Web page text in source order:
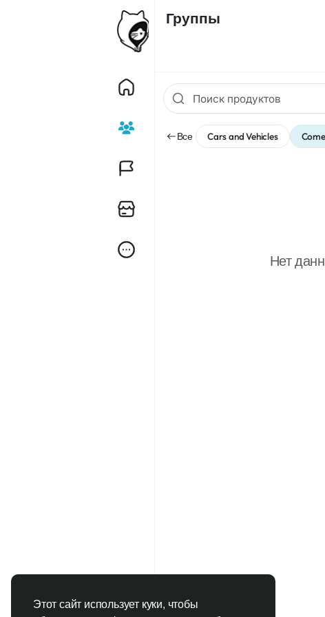
Этот сайт использует куки, чтобы
Группы
Все Cars and Vehicles
Нет